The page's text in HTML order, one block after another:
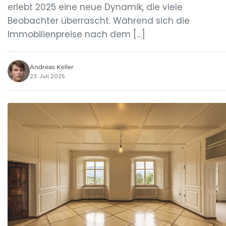
erlebt 2025 eine neue Dynamik, die viele
Beobachter überrascht. Während sich die
Immobilienpreise nach dem […]
Andreas Keller
23. Juli 2025